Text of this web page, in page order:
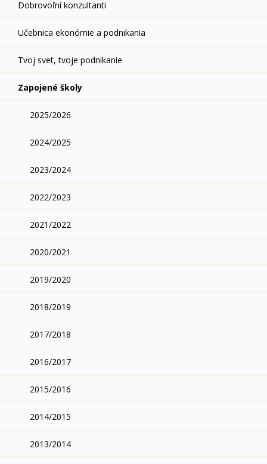
Dobrovoľní konzultanti
Učebnica ekonómie a podnikania
Tvoj svet, tvoje podnikanie
Zapojené školy
2025/2026
2024/2025
2023/2024
2022/2023
2021/2022
2020/2021
2019/2020
2018/2019
2017/2018
2016/2017
2015/2016
2014/2015
2013/2014